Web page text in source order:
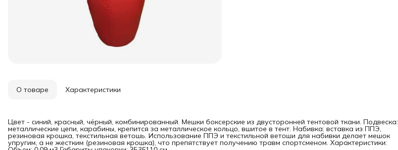
О товаре Характеристики
Цвет - синий, красный, чёрный, комбинированный. Мешки боксерские из двусторонней тентовой ткани. Подвеска:
металлические цепи, карабины, крепится за металлическое кольцо, вшитое в тент. Набивка: вставка из ППЭ,
резиновая крошка, текстильная ветошь. Использование ППЭ и текстильной ветоши для набивки делает мешок
упругим, а не жестким (резиновая крошка), что препятствует получению травм спортсменом. Характеристики: